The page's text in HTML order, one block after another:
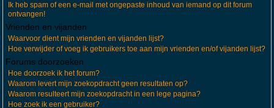
Ik heb spam of een e-mail met ongepaste inhoud van iemand op dit forum
ontvangen!
Vrienden en vijanden
Waarvoor dient mijn vrienden en vijanden lijst?
Hoe verwijder of voeg ik gebruikers toe aan mijn vrienden en/of vijanden lijst?
Forums doorzoeken
Hoe doorzoek ik het forum?
Waarom levert mijn zoekopdracht geen resultaten op?
Waarom resulteert mijn zoekopdracht in een lege pagina?
Hoe zoek ik een gebruiker?